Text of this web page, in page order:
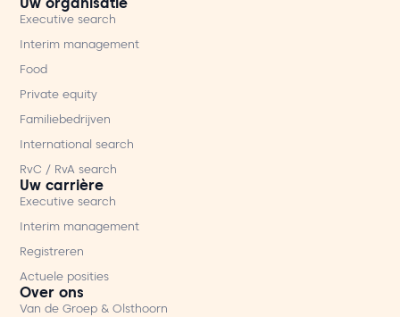
Uw organisatie
Executive search
Interim management
Food
Private equity
Familiebedrijven
International search
RvC / RvA search
Uw carrière
Executive search
Interim management
Registreren
Actuele posities
Over ons
Van de Groep & Olsthoorn